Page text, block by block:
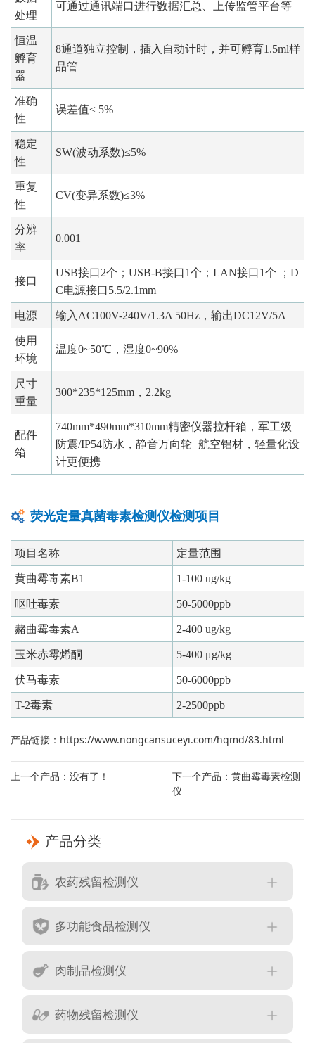
产品分类
农药残留检测仪
多功能食品检测仪
肉制品检测仪
药物残留检测仪
处理
可通过通讯端口进行数据汇总、上传监管平台等
恒温
孵育
器
8通道独立控制，插入自动计时，并可孵育1.5ml样
品管
准确
性
误差值≤ 5%
稳定
性
SW(波动系数)≤5%
重复
性
CV(变异系数)≤3%
分辨
率
0.001
接口
USB接口2个；USB-B接口1个；LAN接口1个 ；D
C电源接口5.5/2.1mm
电源 输入AC100V-240V/1.3A 50Hz，输出DC12V/5A
使用
环境
温度0~50℃，湿度0~90%
尺寸
重量
300*235*125mm，2.2kg
配件
箱
740mm*490mm*310mm精密仪器拉杆箱，军工级
防震/IP54防水，静音万向轮+航空铝材，轻量化设
计更便携
荧光定量真菌毒素检测仪检测项目
项目名称 定量范围
黄曲霉毒素B1 1-100 ug/kg
呕吐毒素 50-5000ppb
赭曲霉毒素A 2-400 ug/kg
玉米赤霉烯酮 5-400 μg/kg
伏马毒素 50-6000ppb
T-2毒素 2-2500ppb
产品链接： https://www.nongcansuceyi.com/hqmd/83.html
上一个产品：没有了！ 下一个产品： 黄曲霉毒素检测
仪